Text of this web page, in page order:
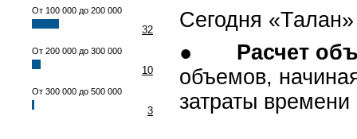
От 100 000 до 200 000
32
От 200 000 до 300 000
10
От 300 000 до 500 000
3
Сегодня
● Расчет
объемов,
затраты